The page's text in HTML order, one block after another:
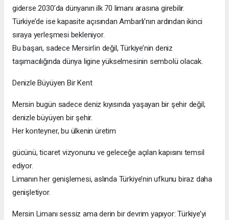
giderse 2030’da dünyanın ilk 70 limanı arasına girebilir.
Türkiye’de ise kapasite açısından Ambarlı’nın ardından ikinci
sıraya yerleşmesi bekleniyor.
Bu başarı, sadece Mersin’in değil, Türkiye’nin deniz
taşımacılığında dünya ligine yükselmesinin sembolü olacak.
Denizle Büyüyen Bir Kent
Mersin bugün sadece deniz kıyısında yaşayan bir şehir değil;
denizle büyüyen bir şehir.
Her konteyner, bu ülkenin üretim
gücünü, ticaret vizyonunu ve geleceğe açılan kapısını temsil
ediyor.
Limanın her genişlemesi, aslında Türkiye’nin ufkunu biraz daha
genişletiyor.
Mersin Limanı sessiz ama derin bir devrim yapıyor: Türkiye’yi